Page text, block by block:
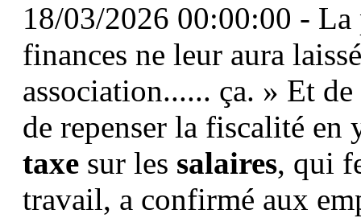
18/03/2026 00:00:00 -
finances ne leur aura
association...... ça. » Et
de repenser la fiscalité
taxe sur les salaires, qui
travail, a confirmé aux